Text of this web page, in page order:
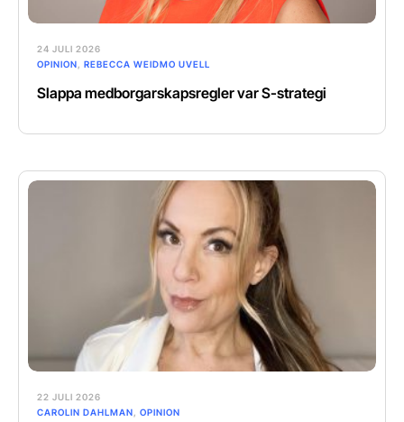
24 JULI 2026
OPINION
REBECCA WEIDMO UVELL
Slappa medborgarskapsregler var S-strategi
22 JULI 2026
CAROLIN DAHLMAN
OPINION